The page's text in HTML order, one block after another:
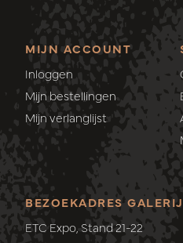
MIJN ACCOUNT
Inloggen
Mijn bestellingen
Mijn verlanglijst
BEZOEKADRES GALERIJ
ETC Expo, Stand 21-22